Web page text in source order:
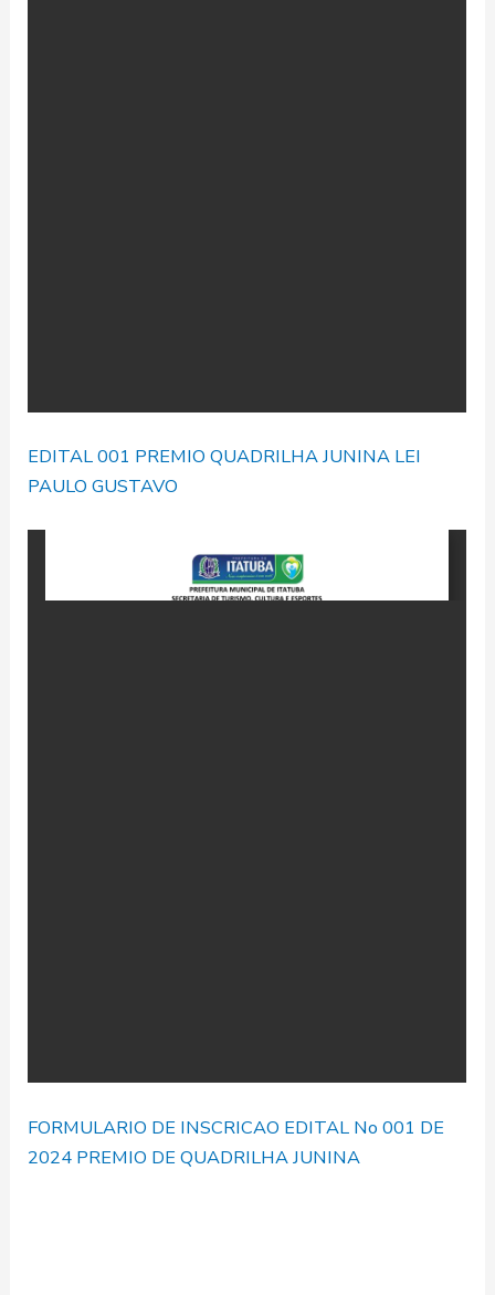
EDITAL 001 PREMIO QUADRILHA JUNINA LEI
PAULO GUSTAVO
FORMULARIO DE INSCRICAO EDITAL No 001 DE
2024 PREMIO DE QUADRILHA JUNINA